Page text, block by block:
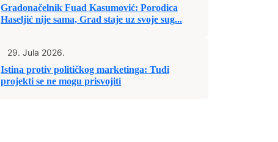
Gradonačelnik Fuad Kasumović: Porodica
Haseljić nije sama, Grad staje uz svoje sug...
29. Jula 2026.
Istina protiv političkog marketinga: Tuđi
projekti se ne mogu prisvojiti